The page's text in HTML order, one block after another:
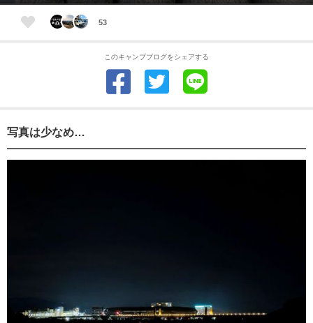
53
このキャンプブログをシェアする
写真は少なめ…